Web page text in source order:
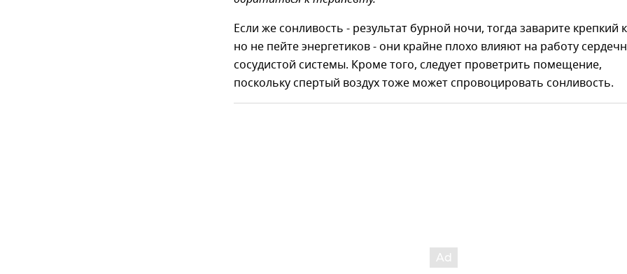
Если же сонливость - результат бурной ночи, тогда заварите крепкий
но не пейте энергетиков - они крайне плохо влияют на работу
сосудистой системы. Кроме того, следует проветрить помещение,
поскольку спертый воздух тоже может спровоцировать сонливость.